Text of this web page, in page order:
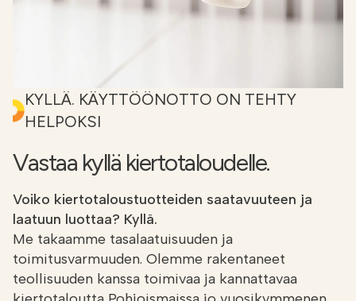
KYLLÄ. KÄYTTÖÖNOTTO ON TEHTY
HELPOKSI
Vastaa kyllä kiertotaloudelle.
Voiko kiertotaloustuotteiden saatavuuteen ja
laatuun luottaa? Kyllä.
Me takaamme tasalaatuisuuden ja
toimitusvarmuuden. Olemme rakentaneet
teollisuuden kanssa toimivaa ja kannattavaa